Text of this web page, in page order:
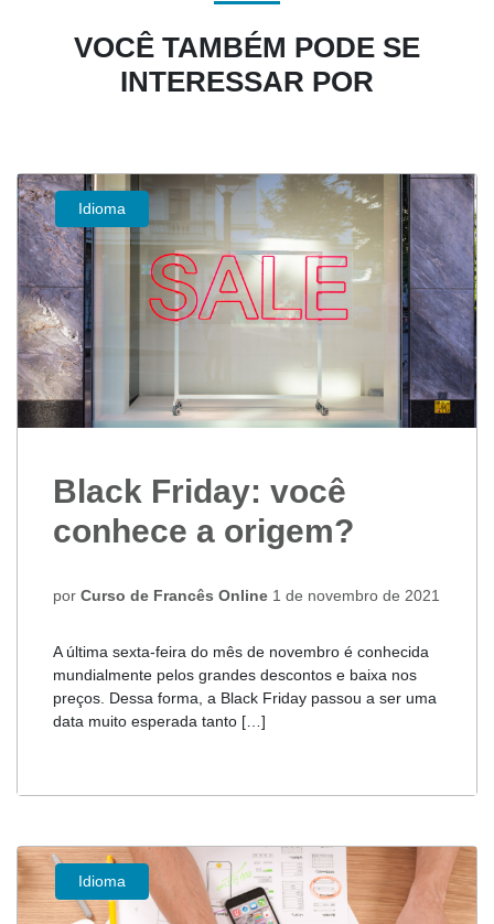
VOCÊ TAMBÉM PODE SE
INTERESSAR POR
Idioma
Black Friday: você
conhece a origem?
por Curso de Francês Online 1 de novembro de 2021
A última sexta-feira do mês de novembro é conhecida
mundialmente pelos grandes descontos e baixa nos
preços. Dessa forma, a Black Friday passou a ser uma
data muito esperada tanto […]
Idioma